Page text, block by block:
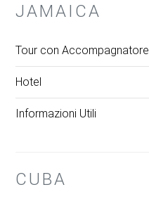
JAMAICA
Tour con Accompagnatore
Hotel
Informazioni Utili
CUBA